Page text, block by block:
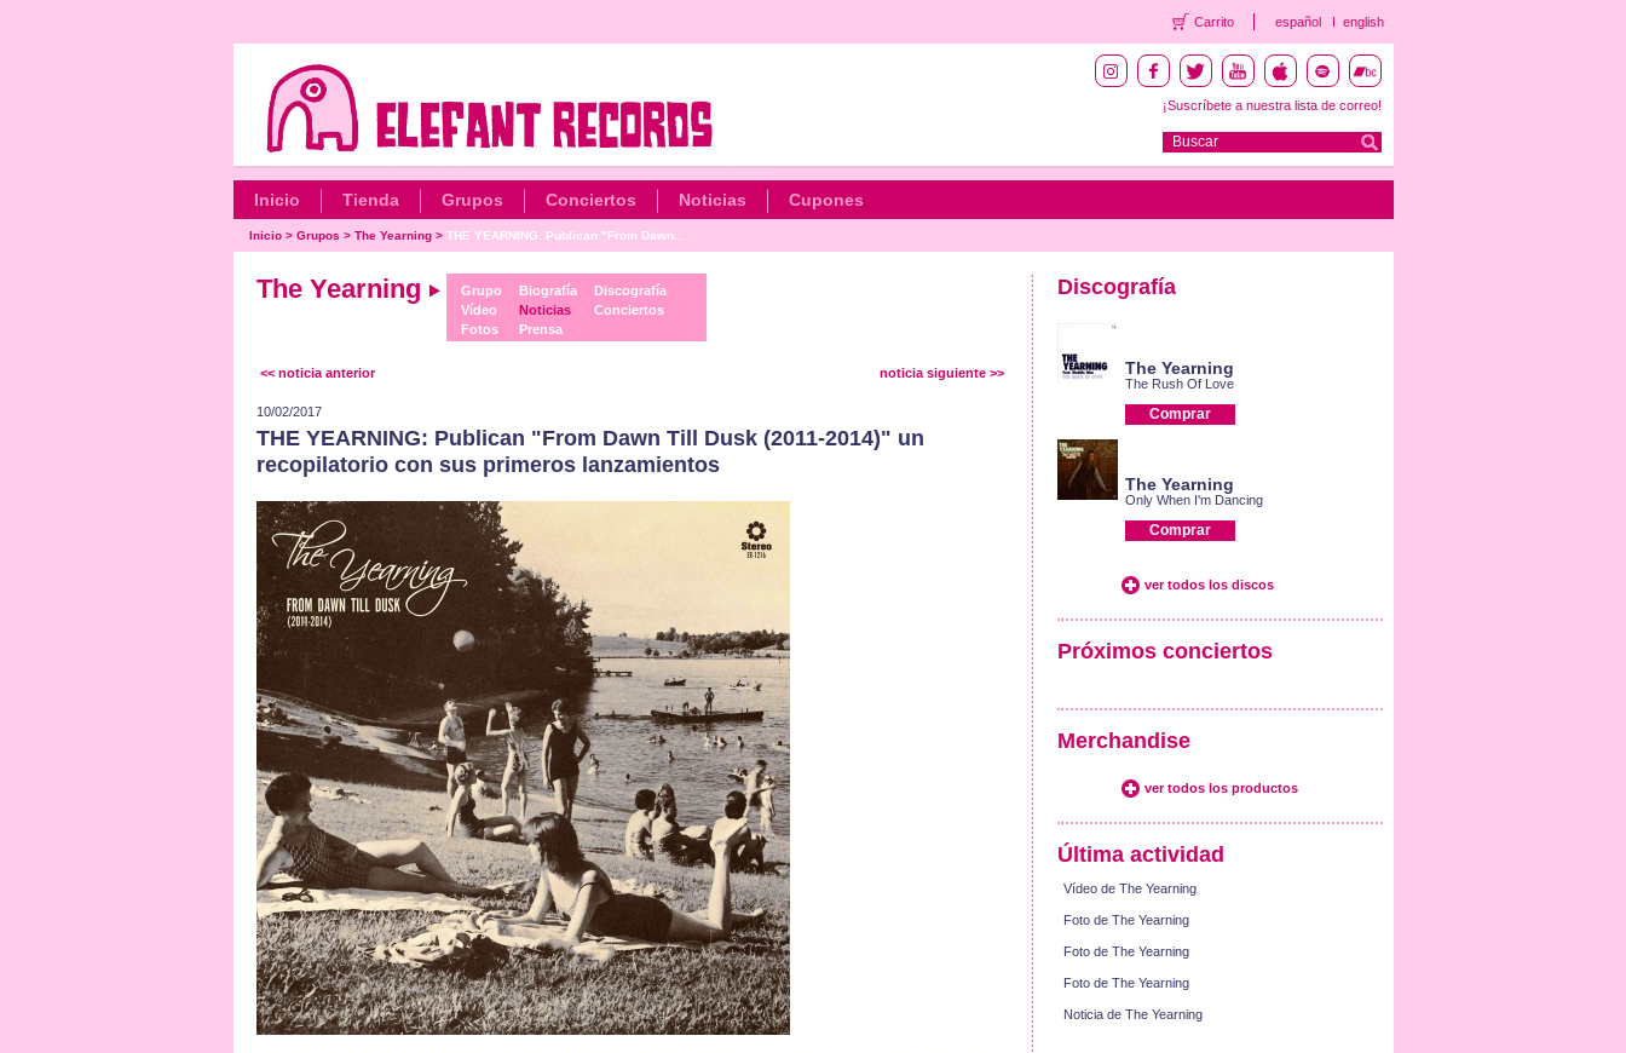
Carrito español english
¡Suscríbete a nuestra lista de correo!
Inicio Tienda Grupos Conciertos Noticias Cupones
Inicio> Grupos > The Yearning> THE YEARNING: Publican "From Dawn...
The Yearning
Grupo
Vídeo
Fotos
Biografía
Noticias
Prensa
Discografía
Conciertos
<< noticia anterior noticia siguiente >>
10/02/2017
THE YEARNING: Publican "From Dawn Till Dusk (2011-2014)" un
recopilatorio con sus primeros lanzamientos
Discografía
The Yearning
The Rush Of Love
Comprar
The Yearning
Only When I'm Dancing
Comprar
ver todos los discos
Próximos conciertos
Merchandise
ver todos los productos
Última actividad
Vídeo de The Yearning
Foto de The Yearning
Foto de The Yearning
Foto de The Yearning
Noticia de The Yearning